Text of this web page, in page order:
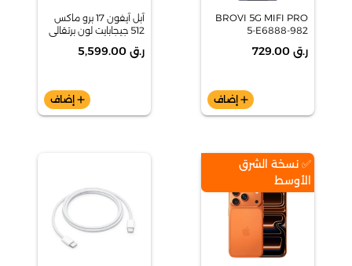
BROVI 5G MIFI PRO
5-E6888-982
ر.ق 729.00
add إضاف
آبل آيفون 17 برو ماكس
512 جيجابايت لون برتقالي
ر.ق 5,599.00
addإضاف
✅ نسخة الشرق
الأوسط